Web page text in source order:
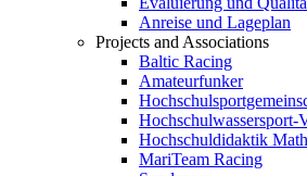
Anreise und Lageplan
Projects and Associations
Baltic Racing
Amateurfunker
Hochschulwassersport-
Hochschuldidaktik
MariTeam Racing